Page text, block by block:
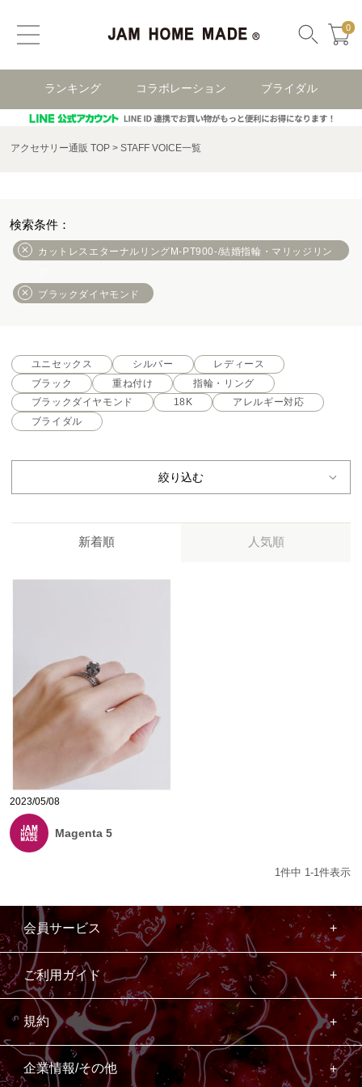
0
ランキング コラボレーション ブライダル
アクセサリー通販 TOP STAFF VOICE一覧
カットレスエターナルリングM-PT900-/結婚指輪・マリッジリン
ブラックダイヤモンド
ユニセックス シルバー
レディース
ブラック
重ね付け
指輪・リング
ブラックダイヤモンド
18K
アレルギー対応
ブライダル
絞り込む
新着順 人気順
2023/05/08
Magenta 5
1 件中 1 -1 件表示
会員サービス
ご利用ガイド
規約
企業情報/その他